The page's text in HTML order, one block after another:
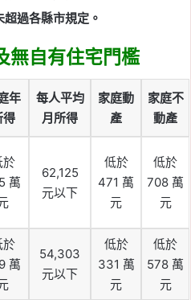
過各縣市規定。
無自有住宅門檻
年
得
每人平均
月所得
家庭動
產
家庭不
動產
於
萬
62,125
元以下
低於
471 萬
元
低於
708 萬
元
於
萬
54,303
元以下
低於
331 萬
元
低於
578 萬
元